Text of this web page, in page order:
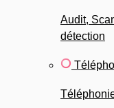
Audit,
détection